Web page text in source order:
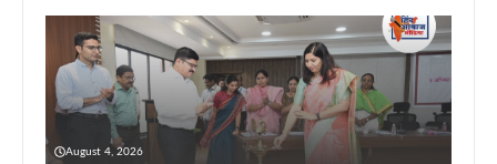
August 4, 2026